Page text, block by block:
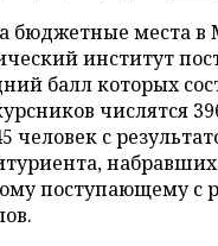
бюджетные места в
институт
балл которых
числятся
человек с
поступающему с